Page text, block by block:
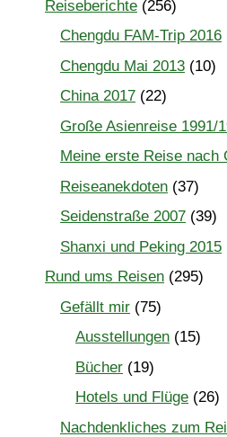
Reiseberichte (256)
Chengdu FAM-Trip 2016
Chengdu Mai 2013 (10)
China 2017 (22)
Große Asienreise 1991/
Meine erste Reise nach
Reiseanekdoten (37)
Seidenstraße 2007 (39)
Shanxi und Peking 2015
Rund ums Reisen (295)
Gefällt mir (75)
Ausstellungen (15)
Bücher (19)
Hotels und Flüge (26)
Nachdenkliches zum